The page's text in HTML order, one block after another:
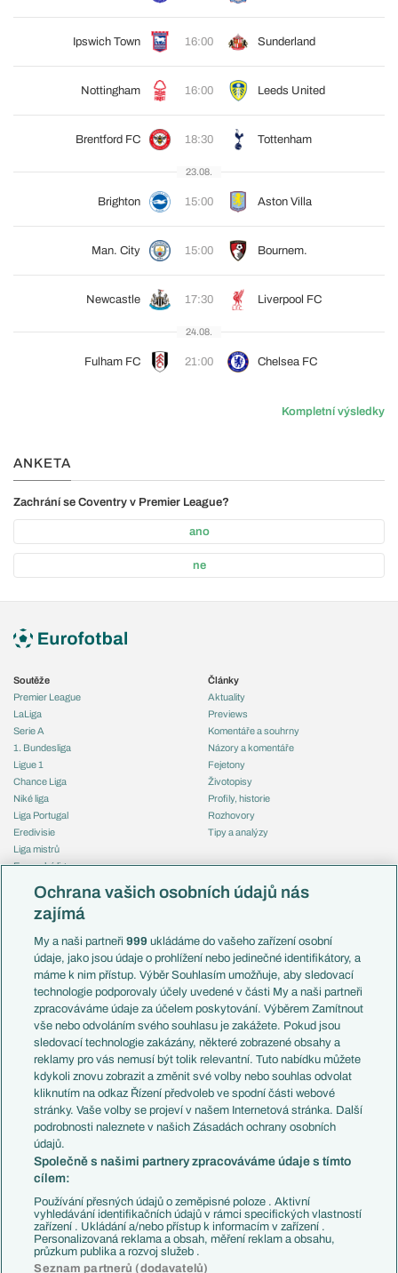
Ipswich Town 16:00 Sunderland
Nottingham 16:00 Leeds United
Brentford FC 18:30 Tottenham
23.08.
Brighton 15:00 Aston Villa
Man. City 15:00 Bournem.
Newcastle 17:30 Liverpool FC
24.08.
Fulham FC 21:00 Chelsea FC
Kompletní výsledky
ANKETA
Zachrání se Coventry v Premier League?
ano
ne
Soutěže
Premier League
LaLiga
Serie A
1. Bundesliga
Ligue 1
Chance Liga
Niké liga
Liga Portugal
Eredivisie
Liga mistrů
Evropská liga
Mistrovství světa
Liga národů
Témata
Představení týmů MS
EuroSkauting
PL v kostce
Evropské koeficienty
Přestupy
Přestupové spekulace
Zranění
Kluby
Arsenal FC
Chelsea FC
Manchester United
AC Milán
Juventus FC
Bayern Mnichov
FC Barcelona
Real Madrid
Články
Aktuality
Previews
Komentáře a souhrny
Názory a komentáře
Fejetony
Životopisy
Profily, historie
Rozhovory
Tipy a analýzy
Česko
Francie
Itálie
Německo
Španělsko
Argentina
Brazílie
Přestupy
Zápasy
Livescore
Tipovací soutěž
Ochrana vašich osobních údajů nás
zajímá
My a naši partneři999 ukládáme do vašeho zařízení osobní
údaje, jako jsou údaje o prohlížení nebo jedinečné identifikátory, a
máme k nim přístup. Výběr Souhlasím umožňuje, aby sledovací
technologie podporovaly účely uvedené v části My a naši partneři
zpracováváme údaje za účelem poskytování. Výběrem Zamítnout
vše nebo odvoláním svého souhlasu je zakážete. Pokud jsou
sledovací technologie zakázány, některé zobrazené obsahy a
reklamy pro vás nemusí být tolik relevantní. Tuto nabídku můžete
kdykoli znovu zobrazit a změnit své volby nebo souhlas odvolat
kliknutím na odkaz Řízení předvoleb ve spodní části webové
stránky. Vaše volby se projeví v našem Internetová stránka. Další
podrobnosti naleznete v našich Zásadách ochrany osobních
údajů.
Společně s našimi partnery zpracováváme údaje s tímto
cílem:
Používání přesných údajů o zeměpisné poloze . Aktivní
vyhledávání identifikačních údajů v rámci specifických vlastností
zařízení . Ukládání a/nebo přístup k informacím v zařízení .
Personalizovaná reklama a obsah, měření reklam a obsahu,
průzkum publika a rozvoj služeb .
Seznam partnerů (dodavatelů)